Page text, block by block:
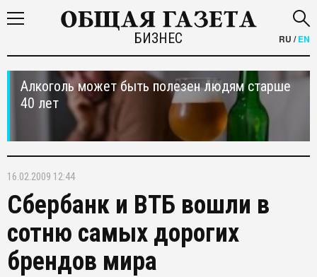
БИЗНЕС RU /EN
Алкоголь может быть полезен людям старше
40 лет
16.02.2009 12:44
Сбербанк и ВТБ вошли в
сотню самых дорогих
брендов мира